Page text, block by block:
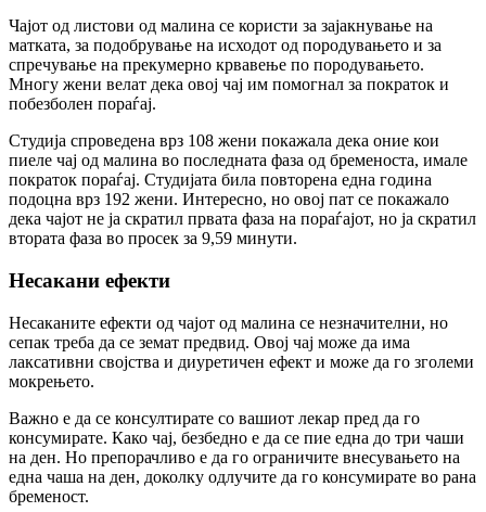
Чајот од листови од малина се користи за зајакнување на
матката, за подобрување на исходот од породувањето и за
спречување на прекумерно крвавење по породувањето.
Многу жени велат дека овој чај им помогнал за пократок и
побезболен пораѓај.
Студија спроведена врз 108 жени покажала дека оние кои
пиеле чај од малина во последната фаза од бременоста, имале
пократок пораѓај. Студијата била повторена една година
подоцна врз 192 жени. Интересно, но овој пат се покажало
дека чајот не ја скратил првата фаза на пораѓајот, но ја скратил
втората фаза во просек за 9,59 минути.
Несакани ефекти
Несаканите ефекти од чајот од малина се незначителни, но
сепак треба да се земат предвид. Овој чај може да има
лаксативни својства и диуретичен ефект и може да го зголеми
мокрењето.
Важно е да се консултирате со вашиот лекар пред да го
консумирате. Како чај, безбедно е да се пие една до три чаши
на ден. Но препорачливо е да го ограничите внесувањето на
една чаша на ден, доколку одлучите да го консумирате во рана
бременост.